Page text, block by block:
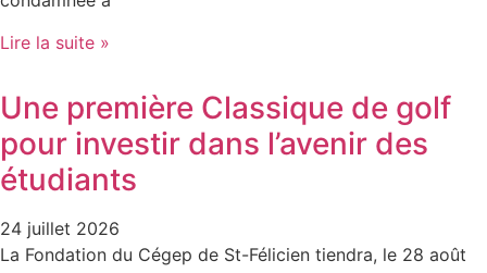
Lire la suite »
Une première Classique de golf
pour investir dans l’avenir des
étudiants
24 juillet 2026
La Fondation du Cégep de St-Félicien tiendra, le 28 août